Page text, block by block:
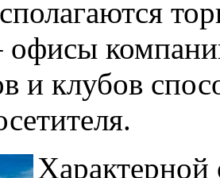
офисы
и клубов
Характерной